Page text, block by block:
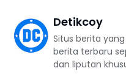
Detikcoy
Situs berita
berita terbaru
dan liputan